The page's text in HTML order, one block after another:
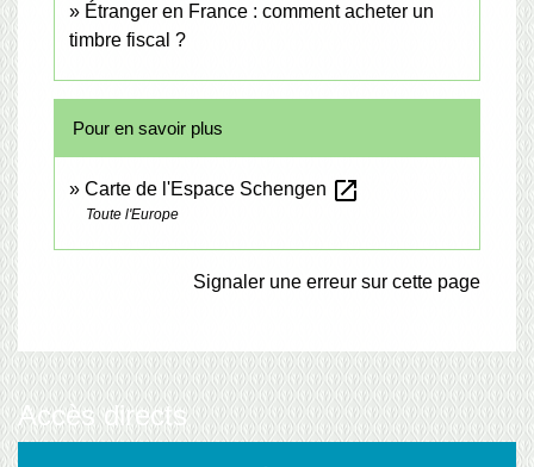
Étranger en France : comment acheter un
timbre fiscal ?
Pour en savoir plus
Carte de l'Espace Schengen open_in_new
Toute l'Europe
Signaler une erreur sur cette page
Accès directs